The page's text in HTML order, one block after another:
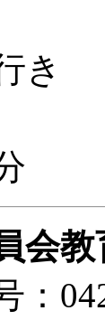
蔵
き
山
会教
：